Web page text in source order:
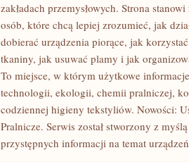
zakładach przemysłowych. Strona
osób, które chcą lepiej zrozumieć, jak
dobierać urządzenia piorące, jak
tkaniny, jak usuwać plamy i jak
To miejsce, w którym użytkowe
technologii, ekologii, chemii pralniczej,
codziennej higieny tekstyliów. Nowości:
Pralnicze. Serwis został stworzony z
przystępnych informacji na temat